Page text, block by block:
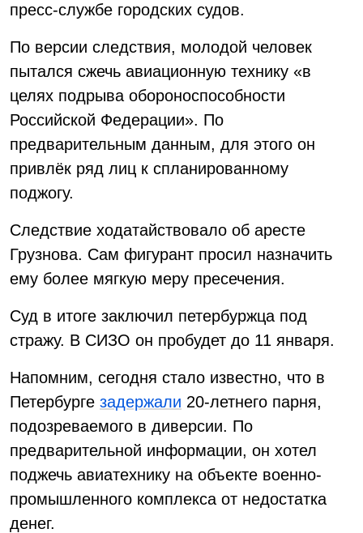
пресс-службе городских судов.
По версии следствия, молодой человек
пытался сжечь авиационную технику «в
целях подрыва обороноспособности
Российской Федерации». По
предварительным данным, для этого он
привлёк ряд лиц к спланированному
поджогу.
Следствие ходатайствовало об аресте
Грузнова. Сам фигурант просил назначить
ему более мягкую меру пресечения.
Суд в итоге заключил петербуржца под
стражу. В СИЗО он пробудет до 11 января.
Напомним, сегодня стало известно, что в
Петербурге задержали 20-летнего парня,
подозреваемого в диверсии. По
предварительной информации, он хотел
поджечь авиатехнику на объекте военно-
промышленного комплекса от недостатка
денег.